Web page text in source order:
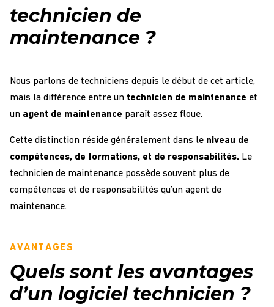
technicien de
maintenance ?
Nous parlons de techniciens depuis le début de cet article,
mais la différence entre un technicien de maintenance et
un agent de maintenance paraît assez floue.
Cette distinction réside généralement dans le niveau de
compétences, de formations, et de responsabilités. Le
technicien de maintenance possède souvent plus de
compétences et de responsabilités qu’un agent de
maintenance.
AVANTAGES
Quels sont les avantages
d’un logiciel technicien ?